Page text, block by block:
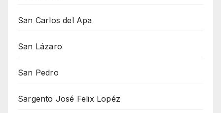
San Carlos del Apa
San Lázaro
San Pedro
Sargento José Felix Lopéz